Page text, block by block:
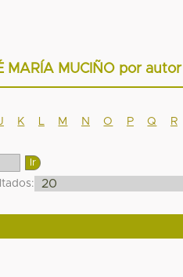
MARÍA MUCIÑO por autor
K M N O P Q R